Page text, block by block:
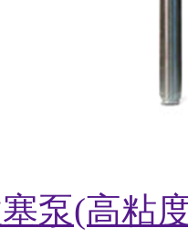
塞泵(高粘